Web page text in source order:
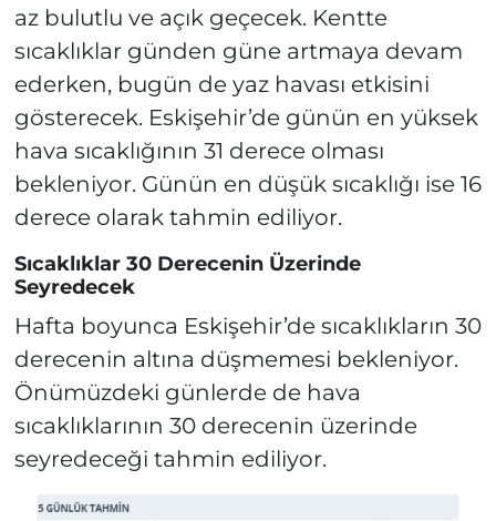
az bulutlu ve açık geçecek. Kentte
sıcaklıklar günden güne artmaya devam
ederken, bugün de yaz havası etkisini
gösterecek. Eskişehir’de günün en yüksek
hava sıcaklığının 31 derece olması
bekleniyor. Günün en düşük sıcaklığı ise 16
derece olarak tahmin ediliyor.
Sıcaklıklar 30 Derecenin Üzerinde
Seyredecek
Hafta boyunca Eskişehir’de sıcaklıkların 30
derecenin altına düşmemesi bekleniyor.
Önümüzdeki günlerde de hava
sıcaklıklarının 30 derecenin üzerinde
seyredeceği tahmin ediliyor.